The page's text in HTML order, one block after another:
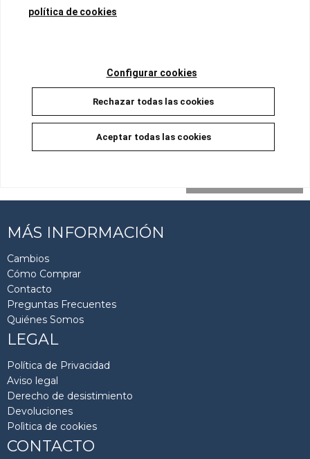
MÁS INFORMACIÓN
Cambios
Cómo Comprar
Contacto
Preguntas Frecuentes
Quiénes Somos
LEGAL
Política de Privacidad
Aviso legal
Derecho de desistimiento
Devoluciones
Polìtica de cookies
CONTACTO
política de cookies
Configurar cookies
Rechazar todas las cookies
Aceptar todas las cookies